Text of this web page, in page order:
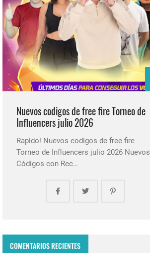
Nuevos codigos de free fire Torneo de
Influencers julio 2026
Rapido! Nuevos codigos de free fire
Torneo de Influencers julio 2026 Nuevos
Códigos con Rec…
COMENTARIOS RECIENTES